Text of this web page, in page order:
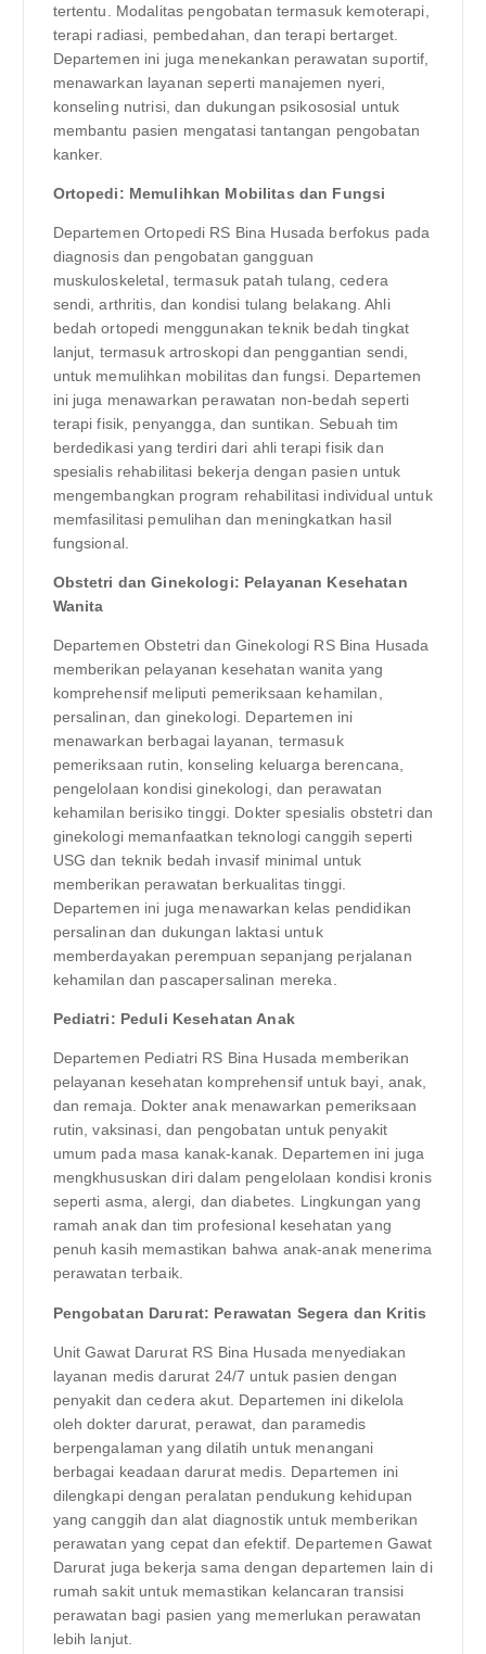
tertentu. Modalitas pengobatan termasuk kemoterapi,
terapi radiasi, pembedahan, dan terapi bertarget.
Departemen ini juga menekankan perawatan suportif,
menawarkan layanan seperti manajemen nyeri,
konseling nutrisi, dan dukungan psikososial untuk
membantu pasien mengatasi tantangan pengobatan
kanker.
Ortopedi: Memulihkan Mobilitas dan Fungsi
Departemen Ortopedi RS Bina Husada berfokus pada
diagnosis dan pengobatan gangguan
muskuloskeletal, termasuk patah tulang, cedera
sendi, arthritis, dan kondisi tulang belakang. Ahli
bedah ortopedi menggunakan teknik bedah tingkat
lanjut, termasuk artroskopi dan penggantian sendi,
untuk memulihkan mobilitas dan fungsi. Departemen
ini juga menawarkan perawatan non-bedah seperti
terapi fisik, penyangga, dan suntikan. Sebuah tim
berdedikasi yang terdiri dari ahli terapi fisik dan
spesialis rehabilitasi bekerja dengan pasien untuk
mengembangkan program rehabilitasi individual untuk
memfasilitasi pemulihan dan meningkatkan hasil
fungsional.
Obstetri dan Ginekologi: Pelayanan Kesehatan
Wanita
Departemen Obstetri dan Ginekologi RS Bina Husada
memberikan pelayanan kesehatan wanita yang
komprehensif meliputi pemeriksaan kehamilan,
persalinan, dan ginekologi. Departemen ini
menawarkan berbagai layanan, termasuk
pemeriksaan rutin, konseling keluarga berencana,
pengelolaan kondisi ginekologi, dan perawatan
kehamilan berisiko tinggi. Dokter spesialis obstetri dan
ginekologi memanfaatkan teknologi canggih seperti
USG dan teknik bedah invasif minimal untuk
memberikan perawatan berkualitas tinggi.
Departemen ini juga menawarkan kelas pendidikan
persalinan dan dukungan laktasi untuk
memberdayakan perempuan sepanjang perjalanan
kehamilan dan pascapersalinan mereka.
Pediatri: Peduli Kesehatan Anak
Departemen Pediatri RS Bina Husada memberikan
pelayanan kesehatan komprehensif untuk bayi, anak,
dan remaja. Dokter anak menawarkan pemeriksaan
rutin, vaksinasi, dan pengobatan untuk penyakit
umum pada masa kanak-kanak. Departemen ini juga
mengkhususkan diri dalam pengelolaan kondisi kronis
seperti asma, alergi, dan diabetes. Lingkungan yang
ramah anak dan tim profesional kesehatan yang
penuh kasih memastikan bahwa anak-anak menerima
perawatan terbaik.
Pengobatan Darurat: Perawatan Segera dan Kritis
Unit Gawat Darurat RS Bina Husada menyediakan
layanan medis darurat 24/7 untuk pasien dengan
penyakit dan cedera akut. Departemen ini dikelola
oleh dokter darurat, perawat, dan paramedis
berpengalaman yang dilatih untuk menangani
berbagai keadaan darurat medis. Departemen ini
dilengkapi dengan peralatan pendukung kehidupan
yang canggih dan alat diagnostik untuk memberikan
perawatan yang cepat dan efektif. Departemen Gawat
Darurat juga bekerja sama dengan departemen lain di
rumah sakit untuk memastikan kelancaran transisi
perawatan bagi pasien yang memerlukan perawatan
lebih lanjut.